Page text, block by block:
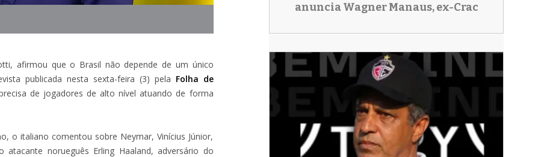
afirmou que o Brasil não depende de um único
publicada nesta sexta-feira (3) pela Folha de
de jogadores de alto nível atuando de forma
o italiano comentou sobre Neymar, Vinícius Júnior,
norueguês Erling Haaland, adversário do
anuncia Wagner Manaus, ex-Crac